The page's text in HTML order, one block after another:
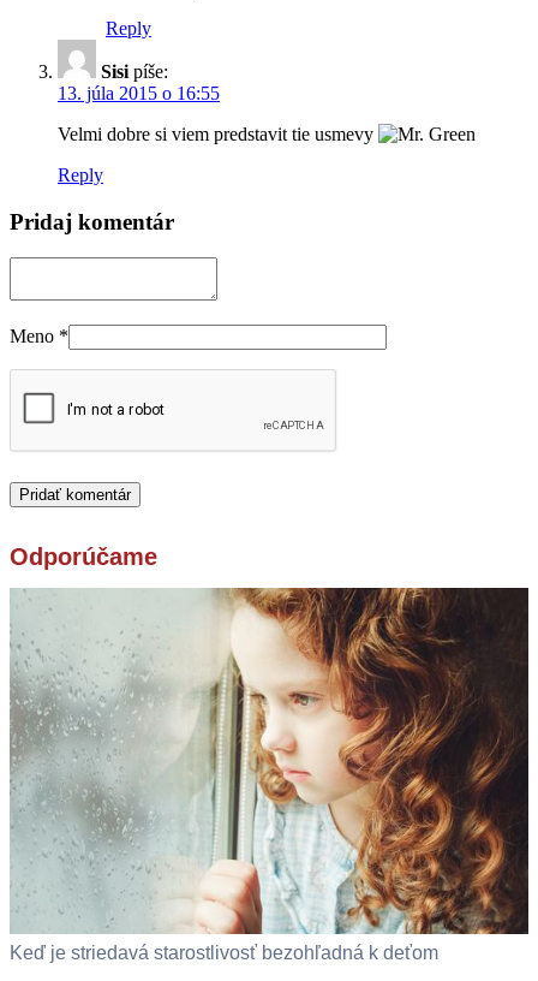
Reply
Sisi píše:
13. júla 2015 o 16:55
Velmi dobre si viem predstavit tie usmevy
Reply
Pridaj komentár
Meno *
Odporúčame
Keď je striedavá starostlivosť bezohľadná k deťom